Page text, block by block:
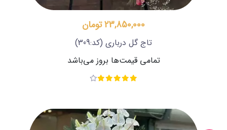
23,850,000 تومان
تاج گل درباری (کد:309)
تمامی قیمت‌ها بروز می‌باشد